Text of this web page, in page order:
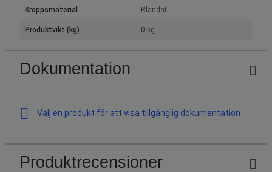
Kroppsmaterial Blandat
Produktvikt (kg) 0 kg
Dokumentation
Välj en produkt för att visa tillgänglig dokumentation
Produktrecensioner